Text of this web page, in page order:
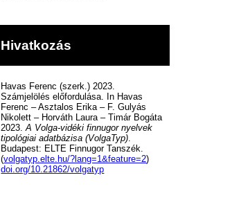
Hivatkozás
Havas Ferenc (szerk.) 2023.
Számjelölés előfordulása. In Havas
Ferenc – Asztalos Erika – F. Gulyás
Nikolett – Horváth Laura – Timár Bogáta
2023.A Volga-vidéki finnugor nyelvek
tipológiai adatbázisa (VolgaTyp).
Budapest: ELTE Finnugor Tanszék.
(volgatyp.elte.hu/?lang=1&feature=2)
doi.org/10.21862/volgatyp